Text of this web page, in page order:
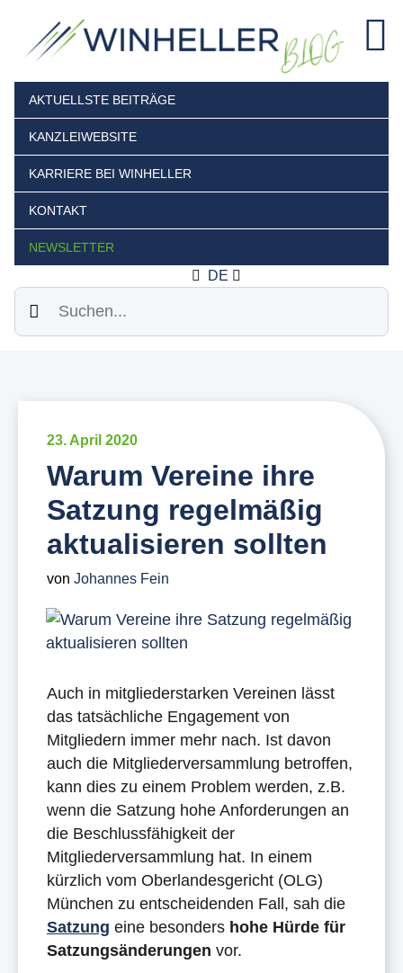
AKTUELLSTE BEITRÄGE
KANZLEIWEBSITE
KARRIERE BEI WINHELLER
KONTAKT
NEWSLETTER
DE
Suchen
23. April 2020
Warum Vereine ihre
Satzung regelmäßig
aktualisieren sollten
von Johannes Fein
Auch in mitgliederstarken Vereinen lässt
das tatsächliche Engagement von
Mitgliedern immer mehr nach. Ist davon
auch die Mitgliederversammlung betroffen,
kann dies zu einem Problem werden, z.B.
wenn die Satzung hohe Anforderungen an
die Beschlussfähigkeit der
Mitgliederversammlung hat. In einem
kürzlich vom Oberlandesgericht (OLG)
München zu entscheidenden Fall, sah die
Satzung eine besonders hohe Hürde für
Satzungsänderungen vor.